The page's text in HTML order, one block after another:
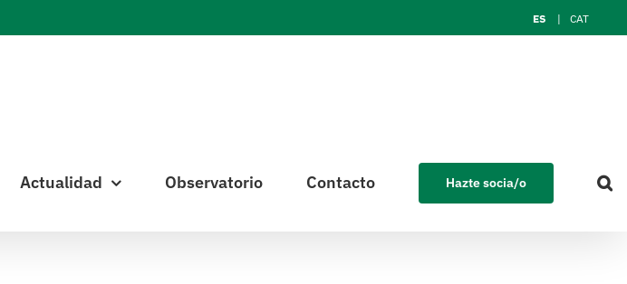
ES CAT
Actualidad Observatorio Contacto Hazte socia/o